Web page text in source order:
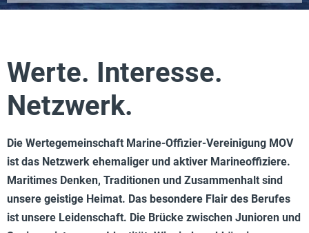
Werte. Interesse.
Netzwerk.
Die Wertegemeinschaft Marine-Offizier-Vereinigung MOV
ist das Netzwerk ehemaliger und aktiver Marineoffiziere.
Maritimes Denken, Traditionen und Zusammenhalt sind
unsere geistige Heimat. Das besondere Flair des Berufes
ist unsere Leidenschaft. Die Brücke zwischen Junioren und